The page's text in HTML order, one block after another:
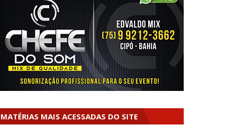
MATÉRIAS MAIS ACESSADAS DO SITE